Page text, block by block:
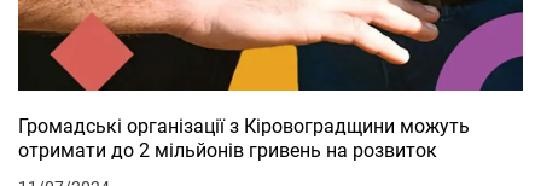
Громадські організації з Кіровоградщини можуть
отримати до 2 мільйонів гривень на розвиток